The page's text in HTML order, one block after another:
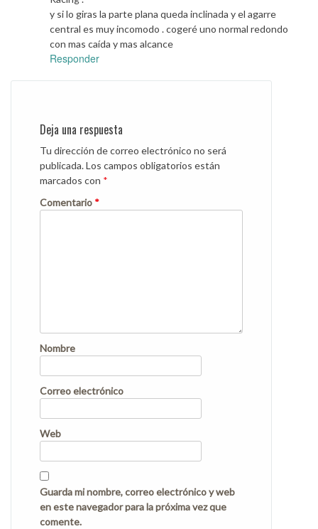
y si lo giras la parte plana queda inclinada y el agarre
central es muy incomodo . cogeré uno normal redondo
con mas caída y mas alcance
Responder
Deja una respuesta
Tu dirección de correo electrónico no será
publicada.Los campos obligatorios están
marcados con *
Comentario *
Nombre
Correo electrónico
Web
Guarda mi nombre, correo electrónico y web
en este navegador para la próxima vez que
comente.